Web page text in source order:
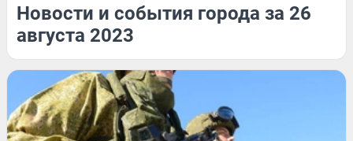
Новости и события города за 26
августа 2023